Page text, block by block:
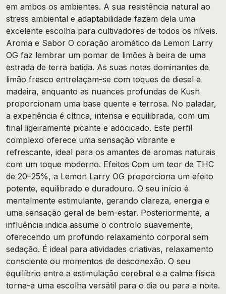
em ambos os ambientes. A sua resistência natural ao
stress ambiental e adaptabilidade fazem dela uma
excelente escolha para cultivadores de todos os níveis.
Aroma e Sabor O coração aromático da Lemon Larry
OG faz lembrar um pomar de limões à beira de uma
estrada de terra batida. As suas notas dominantes de
limão fresco entrelaçam-se com toques de diesel e
madeira, enquanto as nuances profundas de Kush
proporcionam uma base quente e terrosa. No paladar,
a experiência é cítrica, intensa e equilibrada, com um
final ligeiramente picante e adocicado. Este perfil
complexo oferece uma sensação vibrante e
refrescante, ideal para os amantes de aromas naturais
com um toque moderno. Efeitos Com um teor de THC
de 20–25%, a Lemon Larry OG proporciona um efeito
potente, equilibrado e duradouro. O seu início é
mentalmente estimulante, gerando clareza, energia e
uma sensação geral de bem-estar. Posteriormente, a
influência indica assume o controlo suavemente,
oferecendo um profundo relaxamento corporal sem
sedação. É ideal para atividades criativas, relaxamento
consciente ou momentos de desconexão. O seu
equilíbrio entre a estimulação cerebral e a calma física
torna-a uma escolha versátil para o dia ou para a noite.